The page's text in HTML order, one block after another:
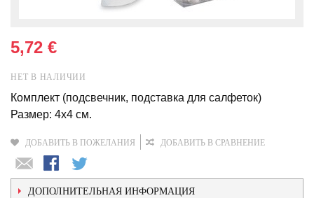
5,72 €
НЕТ В НАЛИЧИИ
Комплект (подсвечник, подставка для салфеток)
Размер: 4x4 см.
ДОБАВИТЬ В ПОЖЕЛАНИЯ ДОБАВИТЬ В СРАВНЕНИЕ
ДОПОЛНИТЕЛЬНАЯ ИНФОРМАЦИЯ